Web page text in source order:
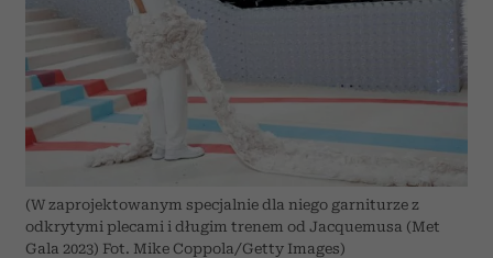
(W zaprojektowanym specjalnie dla niego garniturze z
odkrytymi plecami i długim trenem od Jacquemusa (Met
Gala 2023) Fot. Mike Coppola/Getty Images)